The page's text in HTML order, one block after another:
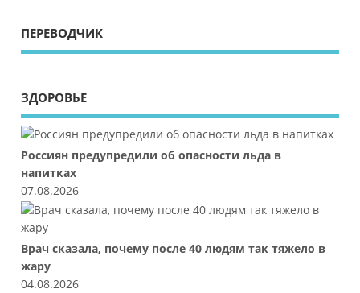
ПЕРЕВОДЧИК
ЗДОРОВЬЕ
Россиян предупредили об опасности льда в
напитках
07.08.2026
Врач сказала, почему после 40 людям так тяжело в
жару
04.08.2026